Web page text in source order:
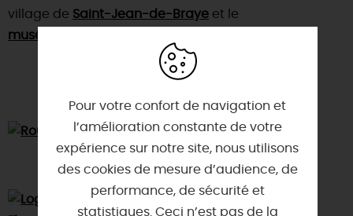
village de Saint-Jean-de-Braye et le
musée de la Tonnellerie
Pour votre confort de navigation et
l’amélioration constante de votre
expérience sur notre site, nous utilisons
des cookies de mesure d’audience, de
performance, de sécurité et
statistiques. Ceci n’est pas de la